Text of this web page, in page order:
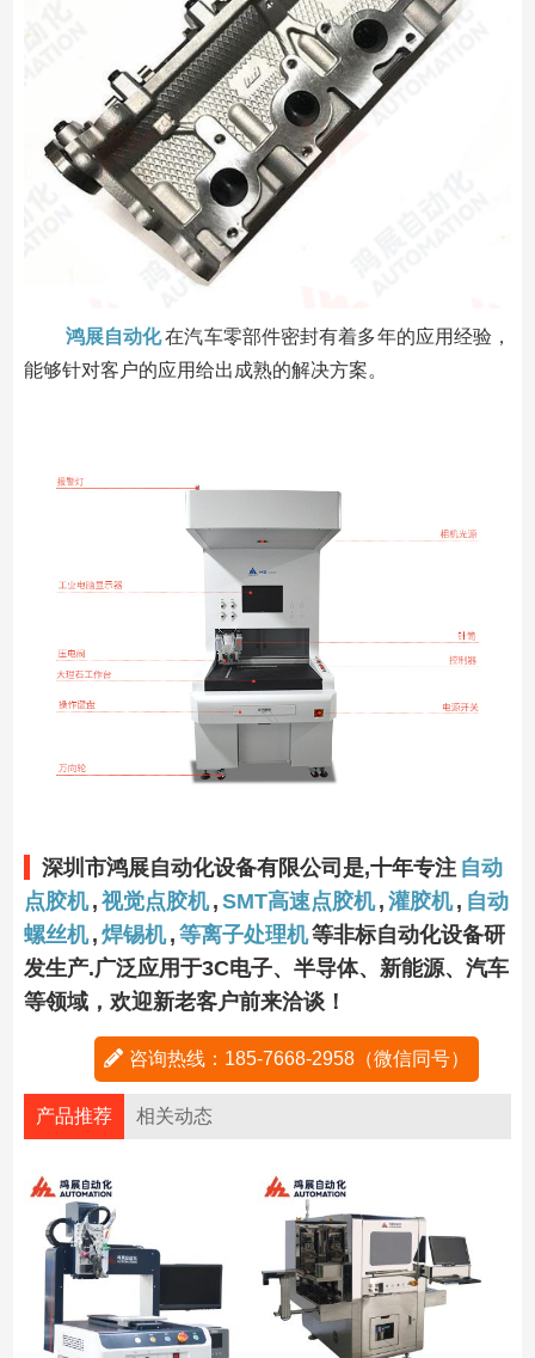
鸿展自动化在汽车零部件密封有着多年的应用经验，
能够针对客户的应用给出成熟的解决方案。
深圳市鸿展自动化设备有限公司是,十年专注 自动
点胶机 , 视觉点胶机 , SMT高速点胶机 , 灌胶机 , 自动
螺丝机 , 焊锡机 , 等离子处理机等非标自动化设备研
发生产.广泛应用于3C电子、半导体、新能源、汽车
等领域，欢迎新老客户前来洽谈！
咨询热线：185-7668-2958（微信同号）
产品推荐 相关动态